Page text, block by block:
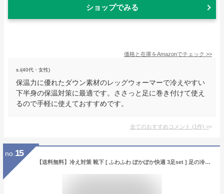
ショップでみる
価格と在庫をAmazonでチェック >>
s.i(40代・女性)
保温力に優れたダウン素材のレッグウォーマーで冷えやすい
下半身の保温対策に最適です。ささっと足に巻き付けて使え
るので手軽に使えておすすめです。
全てのおすすめコメント (1件) >
no. 15
【送料無料】冷え対策 靴下 [ ふわふわ ぽかぽか快適 3足set ] 足の冷えない あったか 靴下 暖かい ソックス 足 足先 つま先 足元 冷え性 冷え取り 冷えとり冷え取り靴下ひえとり靴下 冷えとり靴下 足首 温め 遠赤外線 防寒 くつ下 暖かい靴下 あったかい靴下